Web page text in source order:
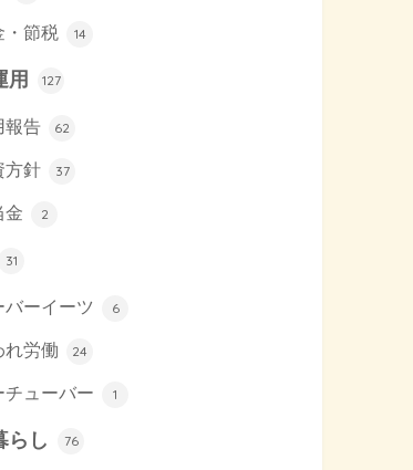
・節税 14
用 127
報告 62
方針 37
金 2
31
バーイーツ 6
れ労働 24
チューバー 1
らし 76